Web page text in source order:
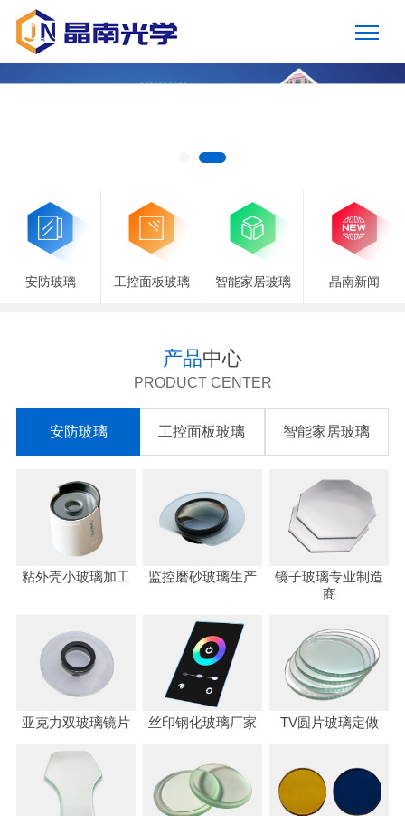
安防玻璃 工控面板玻璃 智能家居玻璃 晶南新闻
产品中心
PRODUCT CENTER
安防玻璃 工控面板玻璃 智能家居玻璃
粘外壳小玻璃加工 监控磨砂玻璃生产
镜子玻璃专业制造
商
亚克力双玻璃镜片 丝印钢化玻璃厂家 TV圆片玻璃定做